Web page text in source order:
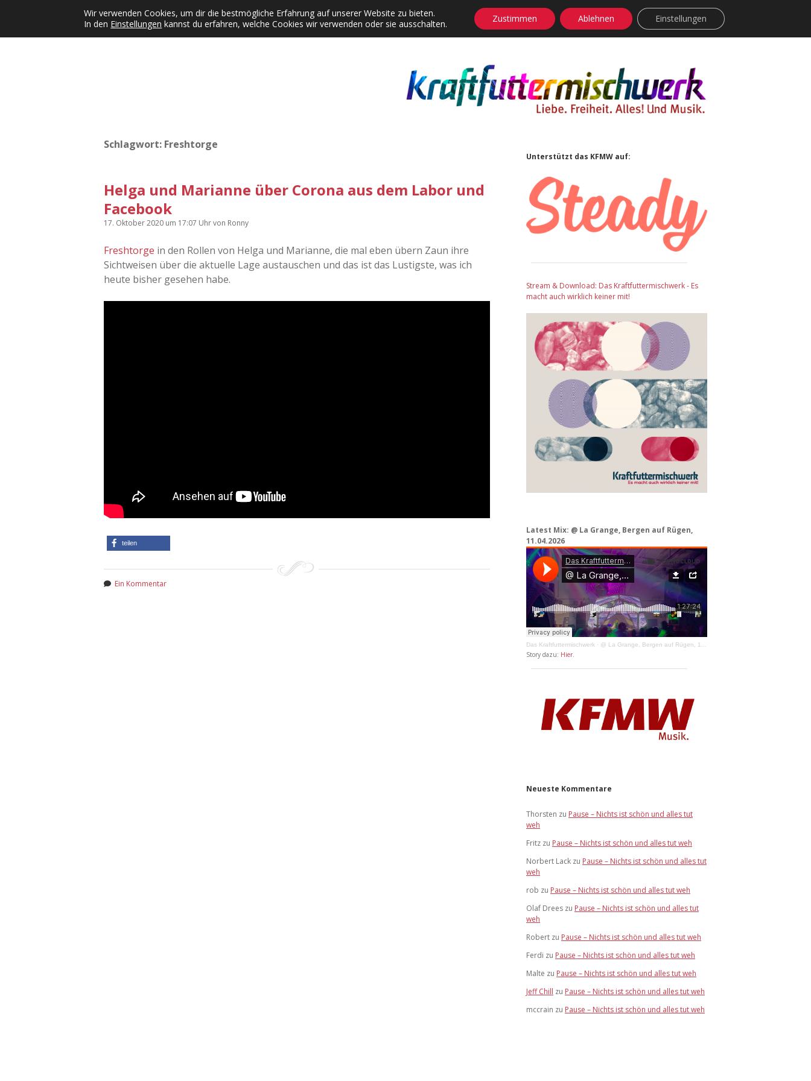
Kategorien Dropdown-Menü öffnen
KFMW-Disco Dates Instagrams Contact Adventskalender Dropdown-Menü öffnen facebook
instagram
rss soundcloud
vimeoBluesky
Schlagwort: Freshtorge
Helga und Marianne über Corona aus dem Labor und
Facebook
17. Oktober 2020 um 17:07 Uhrvon Ronny
Freshtorge in den Rollen von Helga und Marianne, die mal eben übern Zaun ihre
Sichtweisen über die aktuelle Lage austauschen und das ist das Lustigste, was ich
heute bisher gesehen habe.
teilen
Ein Kommentar
Sidebar
Unterstützt das KFMW auf:
Stream & Download: Das Kraftfuttermischwerk - Es
macht auch wirklich keiner mit!
Latest Mix: @ La Grange, Bergen auf Rügen,
11.04.2026
Das Kraftfuttermischwerk · @ La Grange, Bergen auf Rügen, 11.04.2026
Story dazu: Hier.
Neueste Kommentare
Thorsten zu Pause – Nichts ist schön und alles tut
weh
Fritz zu Pause – Nichts ist schön und alles tut weh
Norbert Lack zu Pause – Nichts ist schön und alles tut
weh
rob zu Pause – Nichts ist schön und alles tut weh
Olaf Drees zu Pause – Nichts ist schön und alles tut
weh
Robert zu Pause – Nichts ist schön und alles tut weh
Ferdi zu Pause – Nichts ist schön und alles tut weh
Malte zu Pause – Nichts ist schön und alles tut weh
Jeff Chill zu Pause – Nichts ist schön und alles tut weh
mccrain zu Pause – Nichts ist schön und alles tut weh
Wir verwenden Cookies, um dir die bestmögliche Erfahrung auf unserer Website zu bieten.
In den Einstellungen kannst du erfahren, welche Cookies wir verwenden oder sie ausschalten. Zustimmen Ablehnen Einstellungen